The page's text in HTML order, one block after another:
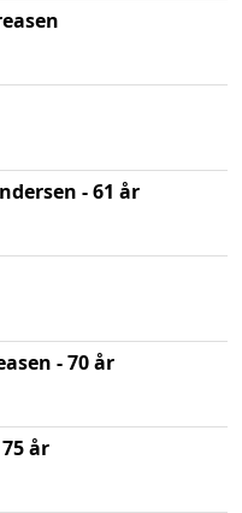
- 61 år
- 70 år
år